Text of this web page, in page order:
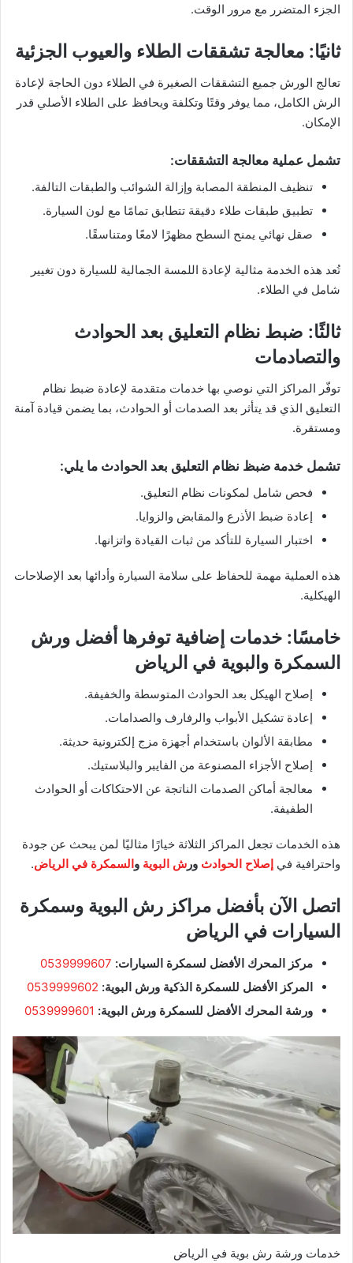
الجزء المتضرر مع مرور الوقت.
ثانيًا: معالجة تشققات الطلاء والعيوب الجزئية
تعالج الورش جميع التشققات الصغيرة في الطلاء دون الحاجة لإعادة
الرش الكامل، مما يوفر وقتًا وتكلفة ويحافظ على الطلاء الأصلي قدر
الإمكان.
تشمل عملية معالجة التشققات:
تنظيف المنطقة المصابة وإزالة الشوائب والطبقات التالفة.
تطبيق طبقات طلاء دقيقة تتطابق تمامًا مع لون السيارة.
صقل نهائي يمنح السطح مظهرًا لامعًا ومتناسقًا.
تُعد هذه الخدمة مثالية لإعادة اللمسة الجمالية للسيارة دون تغيير
شامل في الطلاء.
ثالثًا: ضبط نظام التعليق بعد الحوادث
والتصادمات
توفّر المراكز التي نوصي بها خدمات متقدمة لإعادة ضبط نظام
التعليق الذي قد يتأثر بعد الصدمات أو الحوادث، بما يضمن قيادة آمنة
ومستقرة.
تشمل خدمة ضبظ نظام التعليق بعد الحوادث ما يلي:
فحص شامل لمكونات نظام التعليق.
إعادة ضبط الأذرع والمقابض والزوايا.
اختبار السيارة للتأكد من ثبات القيادة واتزانها.
هذه العملية مهمة للحفاظ على سلامة السيارة وأدائها بعد الإصلاحات
الهيكلية.
خامسًا: خدمات إضافية توفرها أفضل ورش
السمكرة والبوية في الرياض
إصلاح الهيكل بعد الحوادث المتوسطة والخفيفة.
إعادة تشكيل الأبواب والرفارف والصدامات.
مطابقة الألوان باستخدام أجهزة مزج إلكترونية حديثة.
إصلاح الأجزاء المصنوعة من الفايبر والبلاستيك.
معالجة أماكن الصدمات الناتجة عن الاحتكاكات أو الحوادث
الطفيفة.
هذه الخدمات تجعل المراكز الثلاثة خيارًا مثاليًا لمن يبحث عن جودة
واحترافية في إصلاح الحوادث ور ش البوية و السمكرة في الرياض.
اتصل الآن بأفضل مراكز رش البوية وسمكرة
السيارات في الرياض
مركز المحرك الأفضل لسمكرة السيارات: 0539999607
المركز الأفضل للسمكرة الذكية ورش البوية: 0539999602
ورشة المحرك الأفضل للسمكرة ورش البوية: 0539999601
خدمات ورشة رش بوية في الرياض